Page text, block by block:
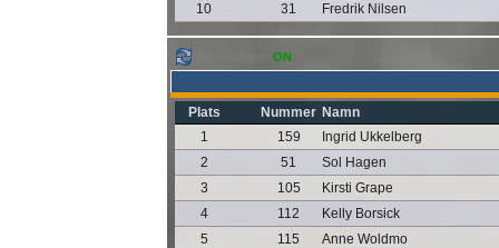
10
31 Fredrik Nilsen
ON
Plats Nummer Namn
1
159
Ingrid Ukkelberg
2
51
Sol Hagen
3
105
Kirsti Grape
4
112
Kelly Borsick
5
115
Anne Woldmo